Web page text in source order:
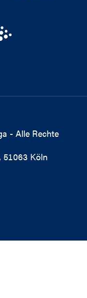
- Alle Rechte
51063 Köln